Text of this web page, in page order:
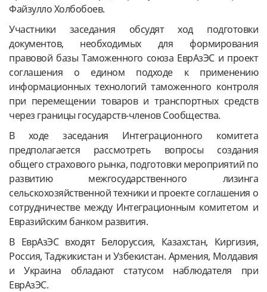
Файзулло Холбобоев.
Участники заседания обсудят ход подготовки
документов, необходимых для формирования
правовой базы Таможенного союза ЕврАзЭС и проект
соглашения о едином подходе к применению
информационных технологий таможенного контроля
при перемещении товаров и транспортных средств
через границы государств-членов Сообщества.
В ходе заседания Интеграционного комитета
предполагается рассмотреть вопросы создания
общего страхового рынка, подготовки мероприятий по
развитию межгосударственного лизинга
сельскохозяйственной техники и проекте соглашения о
сотрудничестве между Интеграционным комитетом и
Евразийским банком развития.
В ЕврАзЭС входят Белоруссия, Казахстан, Киргизия,
Россия, Таджикистан и Узбекистан. Армения, Молдавия
и Украина обладают статусом наблюдателя при
ЕврАзЭС.